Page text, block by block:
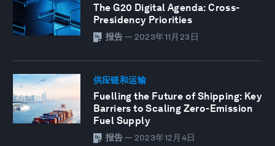
The G20 Digital Agenda: Cross-
Presidency Priorities
报告 — 2023年11月23日
供应链和运输
Fuelling the Future of Shipping: Key
Barriers to Scaling Zero-Emission
Fuel Supply
报告 — 2023年12月4日